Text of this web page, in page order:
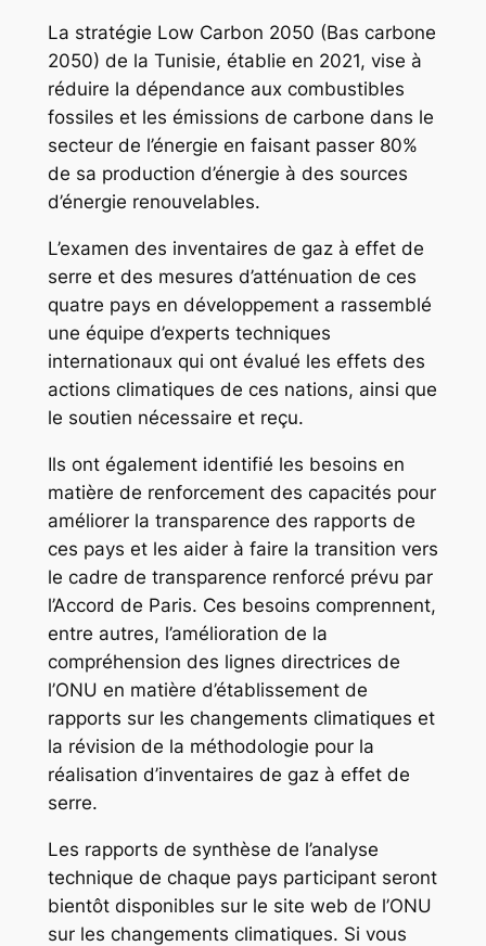
La stratégie Low Carbon 2050 (Bas carbone
2050) de la Tunisie, établie en 2021, vise à
réduire la dépendance aux combustibles
fossiles et les émissions de carbone dans le
secteur de l’énergie en faisant passer 80%
de sa production d’énergie à des sources
d’énergie renouvelables.
L’examen des inventaires de gaz à effet de
serre et des mesures d’atténuation de ces
quatre pays en développement a rassemblé
une équipe d’experts techniques
internationaux qui ont évalué les effets des
actions climatiques de ces nations, ainsi que
le soutien nécessaire et reçu.
Ils ont également identifié les besoins en
matière de renforcement des capacités pour
améliorer la transparence des rapports de
ces pays et les aider à faire la transition vers
le cadre de transparence renforcé prévu par
l’Accord de Paris. Ces besoins comprennent,
entre autres, l’amélioration de la
compréhension des lignes directrices de
l’ONU en matière d’établissement de
rapports sur les changements climatiques et
la révision de la méthodologie pour la
réalisation d’inventaires de gaz à effet de
serre.
Les rapports de synthèse de l’analyse
technique de chaque pays participant seront
bientôt disponibles sur le site web de l’ONU
sur les changements climatiques. Si vous